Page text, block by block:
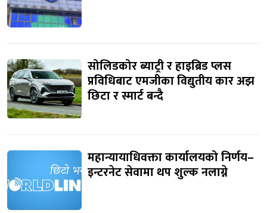
सोलिडकोर ब्याट्री र हाइब्रिड प्लस
प्रविधिबाट एमजीका विद्युतीय कार अझ
छिटा र स्मार्ट बन्दै
महान्यायाधिवक्ता कार्यालयको निर्णय–
इन्टरनेट सेवामा थप शुल्क नलाग्ने